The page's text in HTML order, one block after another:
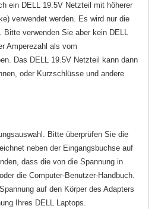
ein DELL 19.5V Netzteil mit höherer
verwendet werden. Es wird nur die
Bitte verwenden Sie aber kein DELL
Amperezahl als vom
Das DELL 19.5V Netzteil kann dann
oder Kurzschlüsse und andere
Bitte überprüfen Sie die
neben der Eingangsbuchse auf
dass die von die Spannung in
die Computer-Benutzer-Handbuch.
auf den Körper des Adapters
Ihres DELL Laptops.